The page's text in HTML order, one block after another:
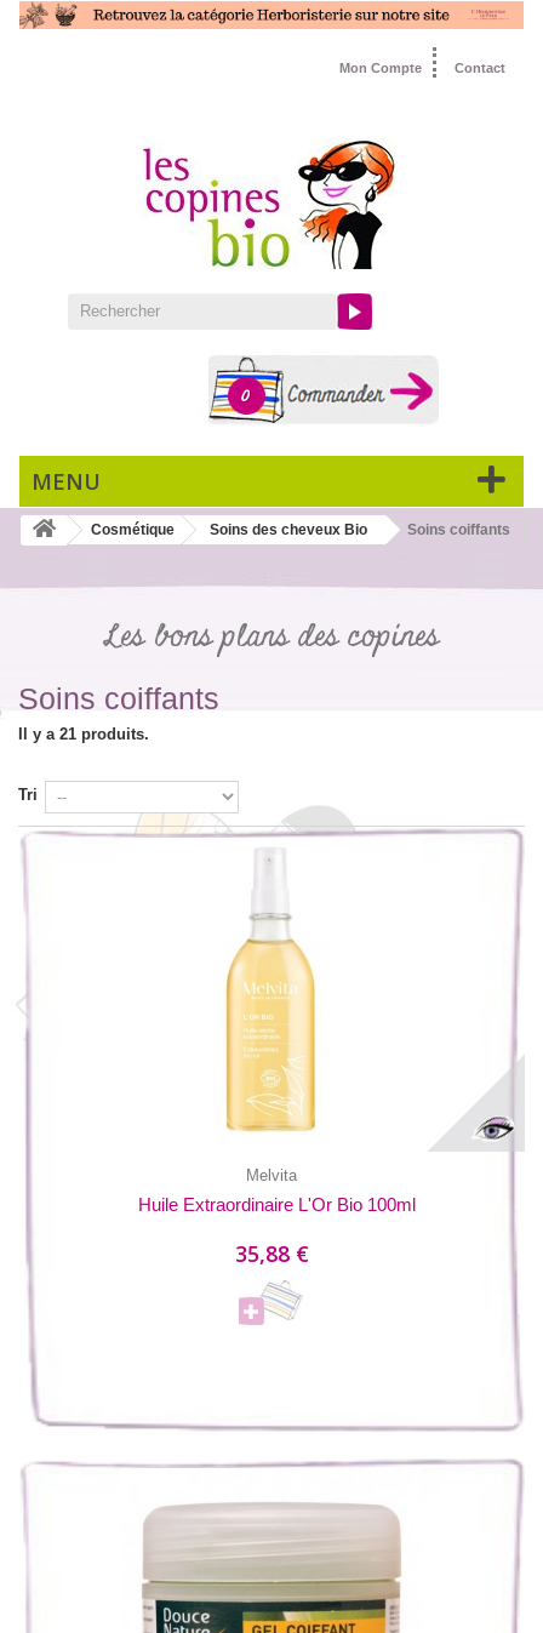
Contact
Mon Compte
0
MENU
Cosmétique Soins des cheveux Bio Soins coiffants
Les bons plans des copines
Soins coiffants
Il y a 21 produits.
Tri
Melvita
Huile Extraordinaire L'Or Bio 100ml
35,88 €